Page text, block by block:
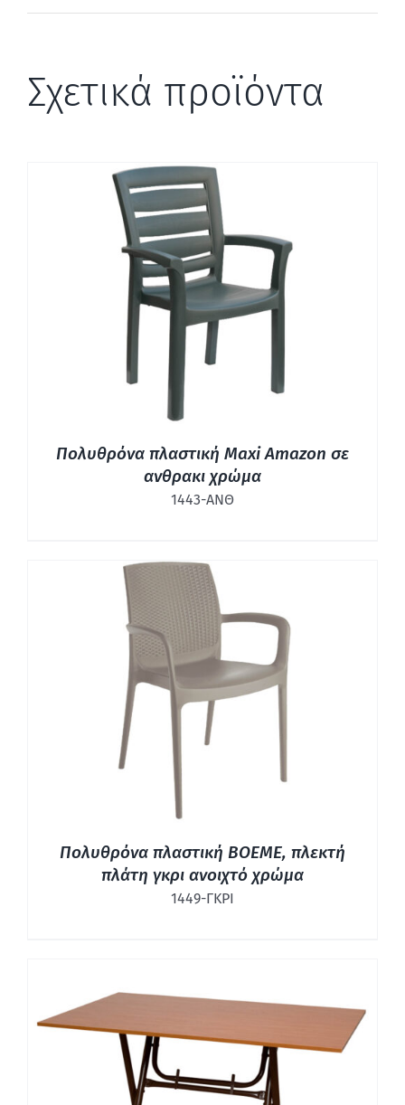
Σχετικά προϊόντα
ΛΕΠΤΟΜΈΡΕΙΕΣ
Πολυθρόνα πλαστική Maxi Amazon σε
ανθρακι χρώμα
1443-ΑΝΘ
ΛΕΠΤΟΜΈΡΕΙΕΣ
Πολυθρόνα πλαστική BOEME, πλεκτή
πλάτη γκρι ανοιχτό χρώμα
1449-ΓΚΡΙ
ΛΕΠΤΟΜΈΡΕΙΕΣ